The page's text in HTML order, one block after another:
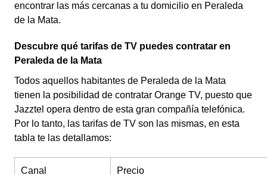
encontrar las más cercanas a tu domicilio en Peraleda
de la Mata.
Descubre qué tarifas de TV puedes contratar en
Peraleda de la Mata
Todos aquellos habitantes de Peraleda de la Mata
tienen la posibilidad de contratar Orange TV, puesto que
Jazztel opera dentro de esta gran compañía telefónica.
Por lo tanto, las tarifas de TV son las mismas, en esta
tabla te las detallamos:
Canal Precio